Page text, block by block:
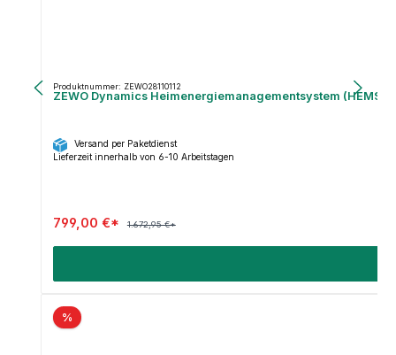
Produktnummer: ZEWO28110112
ZEWO Dynamics Heimenergiemanagementsystem (HEMS)
Versand per Paketdienst
Lieferzeit innerhalb von 6-10 Arbeitstagen
799,00 €* 1.672,95 €*
%